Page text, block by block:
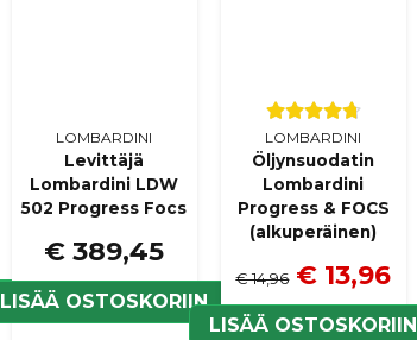
LOMBARDINI
Levittäjä
Lombardini LDW
502 Progress Focs
€ 389,45
LISÄÄ OSTOSKORIIN
LOMBARDINI
Öljynsuodatin
Lombardini
Progress & FOCS
(alkuperäinen)
€ 14,96 € 13,96
LISÄÄ OSTOSKORIIN